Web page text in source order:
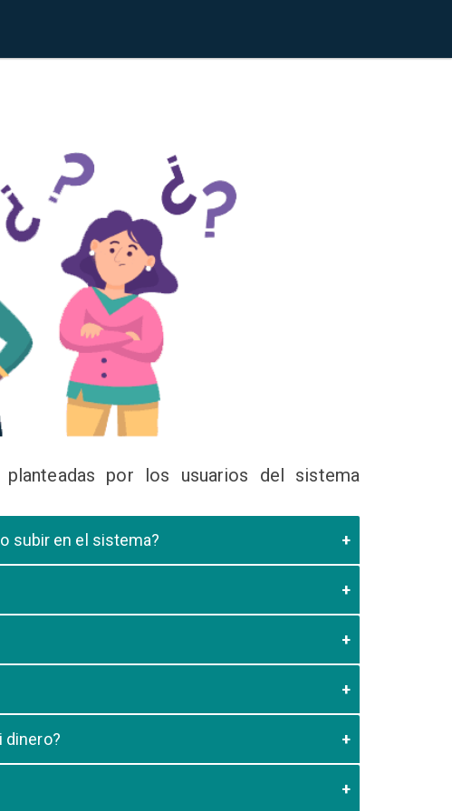
por los usuarios del sistema
subir en el sistema?
dinero?